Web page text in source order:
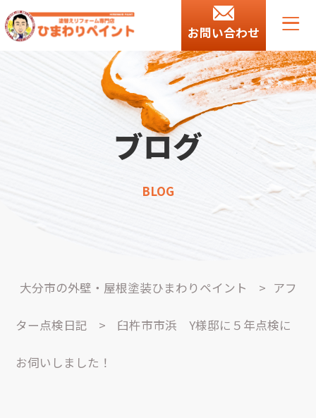
お問い合わせ
ブログ
BLOG
大分市の外壁・屋根塗装ひまわりペイント > アフ
ター点検日記 > 臼杵市市浜 Y様邸に５年点検に
お伺いしました！